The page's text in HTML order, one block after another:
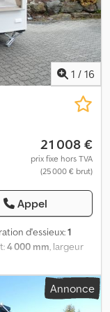
avec tablette
de sécurité *
avant
1 / 16
21 008 €
prix fixe hors TVA
(25 000 € brut)
Appel
d'essieux:1
4 000 mm, largeur
400 Merci d'utiliser
Dimensions
Annonce